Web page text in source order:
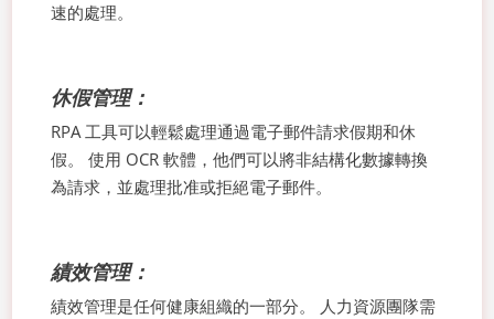
速的處理。
休假管理：
RPA 工具可以輕鬆處理通過電子郵件請求假期和休
假。 使用 OCR 軟體，他們可以將非結構化數據轉換
為請求，並處理批准或拒絕電子郵件。
績效管理：
績效管理是任何健康組織的一部分。 人力資源團隊需